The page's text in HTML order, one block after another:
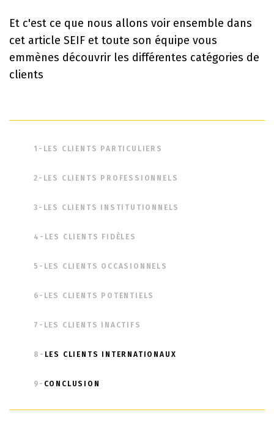
Et c'est ce que nous allons voir ensemble dans
cet article SEIF et toute son équipe vous
emmènes découvrir les différentes catégories de
clients
1-LES CLIENTS PARTICULIERS
2-LES CLIENTS PROFESSIONNELS
3-LES CLIENTS INSTITUTIONNELS
4-LES CLIENTS FIDÈLES
5-LES CLIENTS OCCASIONNELS
6-LES CLIENTS POTENTIELS
7-LES CLIENTS INACTIFS
8- LES CLIENTS INTERNATIONAUX
9- CONCLUSION